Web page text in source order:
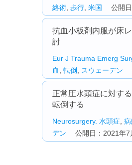
絡術 歩行 米国 公開日
抗血小板剤内服が床
討
Eur J Trauma Emerg
血
転倒 スウェーデン
正常圧水頭症に対す
転倒する
Neurosurgery. 水頭症
デン 公開日：2021年7